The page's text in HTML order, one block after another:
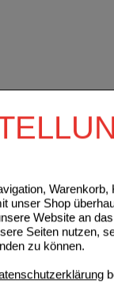
unser Shop
Website an
Seiten nutzen,
zu können.